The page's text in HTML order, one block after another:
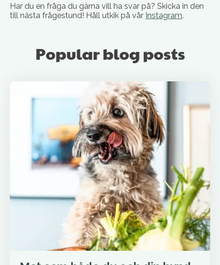
Har du en fråga du gärna vill ha svar på? Skicka in den
till nästa frågestund! Håll utkik på vår Instagram.
Popular blog posts